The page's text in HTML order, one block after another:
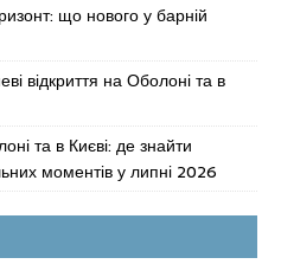
що нового у барній
відкриття на Оболоні та в
та в Києві: де знайти
моментів у липні 2026